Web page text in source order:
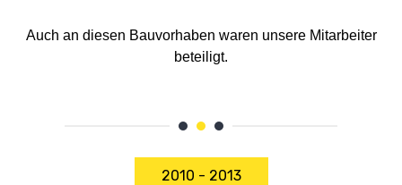
Auch an diesen Bauvorhaben waren unsere Mitarbeiter
beteiligt.
2010 - 2013